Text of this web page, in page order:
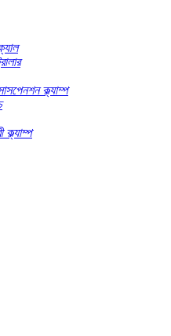
ক্ল্যাম্প
ক্ল্যাম্প